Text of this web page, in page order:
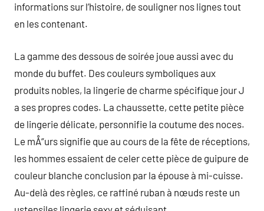
informations sur l’histoire, de souligner nos lignes tout
en les contenant.
La gamme des dessous de soirée joue aussi avec du
monde du buffet. Des couleurs symboliques aux
produits nobles, la lingerie de charme spécifique jour J
a ses propres codes. La chaussette, cette petite pièce
de lingerie délicate, personnifie la coutume des noces.
Le mÅ“urs signifie que au cours de la fête de réceptions,
les hommes essaient de celer cette pièce de guipure de
couleur blanche conclusion par la épouse à mi-cuisse.
Au-delà des règles, ce raffiné ruban à nœuds reste un